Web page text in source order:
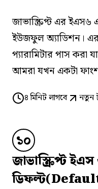
জাভাস্ক্রিপ্ট এর ইএস৬
ইউজফুল অ্যাডিশন। এর
প্যারামিটার পাস করা
আমরা যখন একটা
৪মিনিট লাগবে নতুন
১০
জাভাস্ক্রিপ্ট